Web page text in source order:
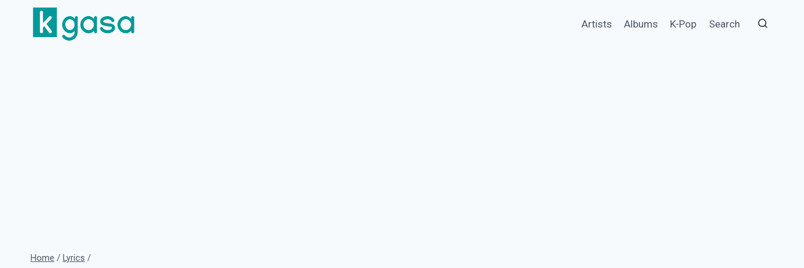
content
Artists Albums K-Pop Search
Home / Lyrics /